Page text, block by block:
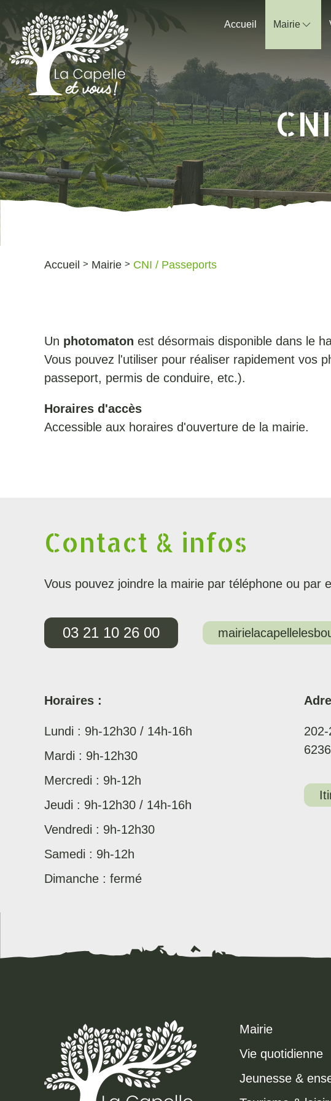
Accueil Mairie
Accueil Mairie CNI / Passeports
Un photomaton est désormais disponible dans le
Vous pouvez l'utiliser pour réaliser rapidement vos
passeport, permis de conduire, etc.).
Horaires d'accès
Accessible aux horaires d'ouverture de la mairie.
Contact & infos
Vous pouvez joindre la mairie par téléphone ou par
03 21 10 26 00
Horaires :
Lundi : 9h-12h30 / 14h-16h
Mardi : 9h-12h30
Mercredi : 9h-12h
Jeudi : 9h-12h30 / 14h-16h
Vendredi : 9h-12h30
Samedi : 9h-12h
Dimanche : fermé
Mairie
Vie quotidienne
Jeunesse &